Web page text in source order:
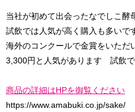
当社が初めて出会ったなでしこ
試飲では人気が高く購入も多いで
海外のコンクールで金賞をいた
3,300円と人気があります 試飲で
商品の詳細はHPを御覧ください
https://www.amabuki.co.jp/sake/